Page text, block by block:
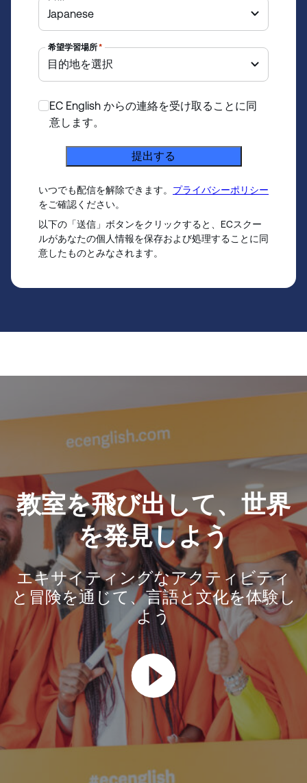
o
u
n
t
r
s
e
t
e
d
希望学習場所*
EC English からの連絡を受け取ることに同
意します。
提出する
いつでも配信を解除できます。 プライバシーポリシー
をご確認ください。
以下の「送信」ボタンをクリックすると、ECスクー
ルがあなたの個人情報を保存および処理することに同
意したものとみなされます。
教室を飛び出して、世界
を発見しよう
エキサイティングなアクティビティ
と冒険を通じて、言語と文化を体験し
よう